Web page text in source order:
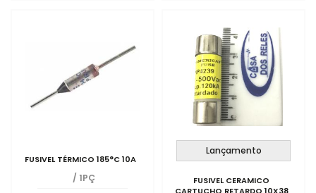
FUSIVEL TÉRMICO 185°C 10A
/ 1PÇ
Lançamento
FUSIVEL CERAMICO